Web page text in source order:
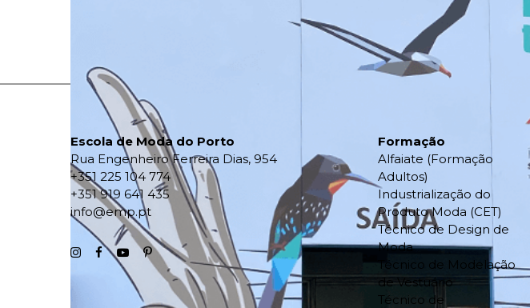
Escola de Moda do Porto
Rua Engenheiro Ferreira Dias, 954
+351 225 104 774
+351 919 641 435
info@emp.pt
Formação
Alfaiate (Formação
Adultos)
Industrialização do
Produto Moda (CET)
Técnico de Design de
Moda
Técnico de Modelação
de Vestuário
Técnico de